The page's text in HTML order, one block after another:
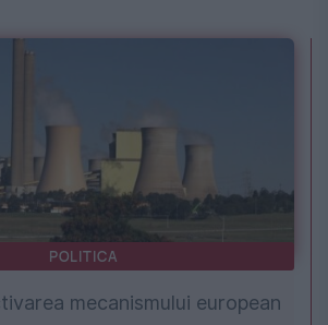
POLITICA
mecanismului european